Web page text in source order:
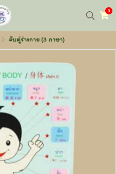
0
จับคู่ร่างกาย (3 ภาษา)